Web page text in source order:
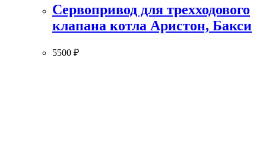
Сервопривод для трехходового
клапана котла Аристон, Бакси
5500 ₽